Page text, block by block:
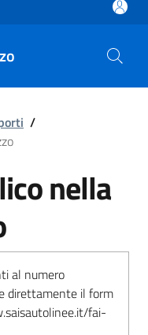
nella
/
nella
al numero
direttamente il form
fai-